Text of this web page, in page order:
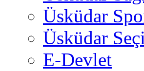
Üsküdar
Üsküdar
E-Devlet